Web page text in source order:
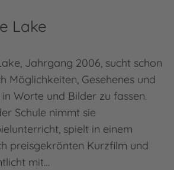
Lake
Jahrgang 2006, sucht schon
Möglichkeiten, Gesehenes und
in Worte und Bilder zu fassen.
Schule nimmt sie
spielt in einem
preisgekrönten Kurzfilm und
mit…